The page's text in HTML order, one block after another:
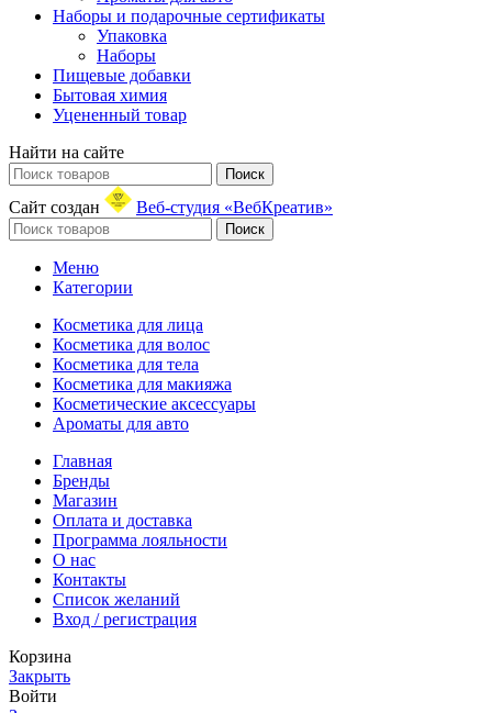
Наборы и подарочные сертификаты
Упаковка
Наборы
Пищевые добавки
Бытовая химия
Уцененный товар
Найти на сайте
Поиск
Сайт создан Веб-студия «ВебКреатив»
Поиск
Меню
Категории
Косметика для лица
Косметика для волос
Косметика для тела
Косметика для макияжа
Косметические аксессуары
Ароматы для авто
Главная
Бренды
Магазин
Оплата и доставка
Программа лояльности
О нас
Контакты
Список желаний
Вход / регистрация
Корзина
Закрыть
Войти